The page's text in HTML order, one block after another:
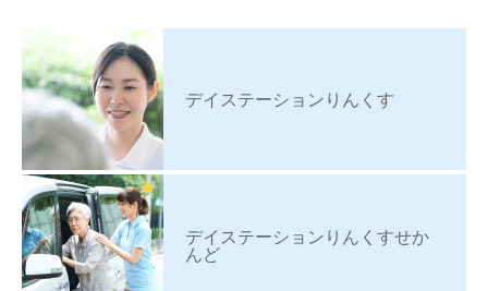
デイステーションりんくす
デイステーションりんくすせか
んど